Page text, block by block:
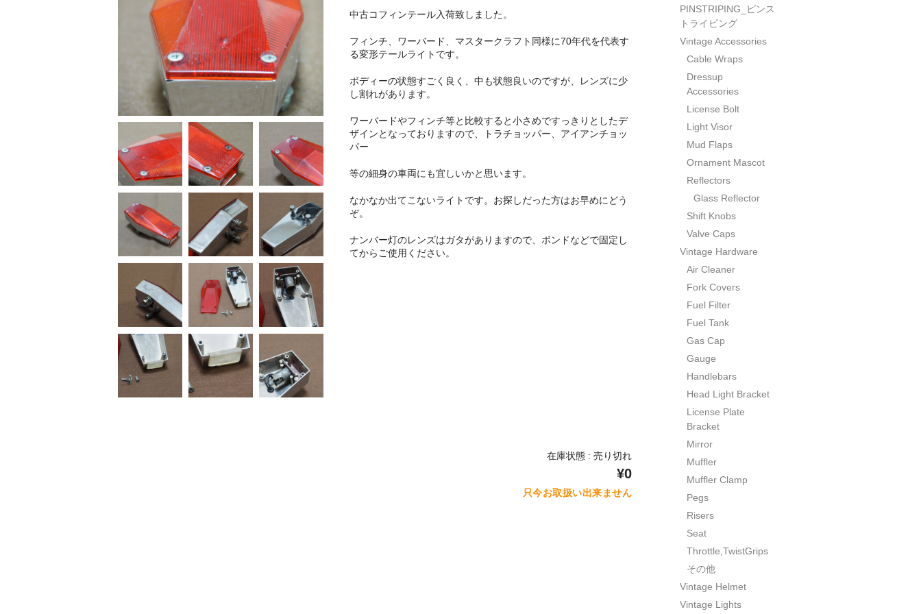
中古コフィンテール入荷致しました。
フィンチ、ワーバード、マスタークラフト同様に70年代を代表す
る変形テールライトです。
ボディーの状態すごく良く、中も状態良いのですが、レンズに少
し割れがあります。
ワーバードやフィンチ等と比較すると小さめですっきりとしたデ
ザインとなっておりますので、トラチョッパー、アイアンチョッ
パー
等の細身の車両にも宜しいかと思います。
なかなか出てこないライトです。お探しだった方はお早めにどう
ぞ。
ナンバー灯のレンズはガタがありますので、ボンドなどで固定し
てからご使用ください。
在庫状態 : 売り切れ
¥0
只今お取扱い出来ません
PINSTRIPING_ピンス
トライピング
Vintage Accessories
Cable Wraps
Dressup
Accessories
License Bolt
Light Visor
Mud Flaps
Ornament Mascot
Reflectors
Glass Reflector
Shift Knobs
Valve Caps
Vintage Hardware
Air Cleaner
Fork Covers
Fuel Filter
Fuel Tank
Gas Cap
Gauge
Handlebars
Head Light Bracket
License Plate
Bracket
Mirror
Muffler
Muffler Clamp
Pegs
Risers
Seat
Throttle,TwistGrips
その他
Vintage Helmet
Vintage Lights